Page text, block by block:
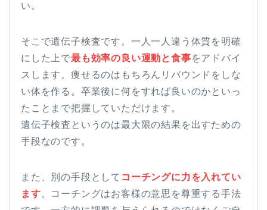
い。
そこで遺伝子検査です。一人一人違う体質を明確
にした上で最も効率の良い運動と食事をアドバイ
スします。痩せるのはもちろんリバウンドをしな
い体を作る。卒業後に何をすれば良いのかといっ
たことまで把握していただけます。
遺伝子検査というのは最大限の結果を出すための
手段なのです。
また、別の手段として コーチングに力を入れてい
ます。コーチングはお客様の意思を尊重する手法